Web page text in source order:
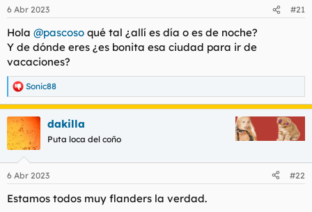
6 Abr 2023 #21
Hola @pascoso qué tal ¿allí es día o es de noche?
Y de dónde eres ¿es bonita esa ciudad para ir de
vacaciones?
R
e
a
c
c
i
e
:
Sonic88
dakilla
Puta loca del coño
6 Abr 2023 #22
Estamos todos muy flanders la verdad.